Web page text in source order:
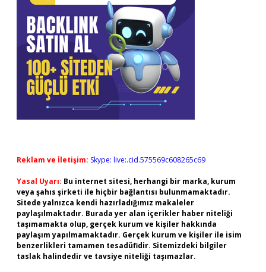
Reklam ve İletişim: Skype: live:.cid.575569c608265c69
Yasal Uyarı: Bu internet sitesi, herhangi bir marka, kurum
veya şahıs şirketi ile hiçbir bağlantısı bulunmamaktadır.
Sitede yalnızca kendi hazırladığımız makaleler
paylaşılmaktadır. Burada yer alan içerikler haber niteliği
taşımamakta olup, gerçek kurum ve kişiler hakkında
paylaşım yapılmamaktadır. Gerçek kurum ve kişiler ile isim
benzerlikleri tamamen tesadüfidir. Sitemizdeki bilgiler
taslak halindedir ve tavsiye niteliği taşımazlar.